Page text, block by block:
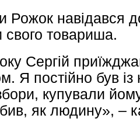
Рожок навідався
свого товариша.
Сергій
Я постійно був
купували
як людину», –